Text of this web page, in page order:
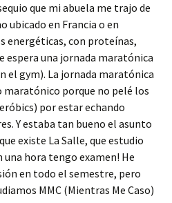
que mi abuela me trajo de
ubicado en Francia o en
energéticas, con proteínas,
espera una jornada maratónica
el gym). La jornada maratónica
porque no pelé los
por estar echando
Y estaba tan bueno el asunto
existe La Salle, que estudio
una hora tengo examen! He
en todo el semestre, pero
MMC (Mientras Me Caso)